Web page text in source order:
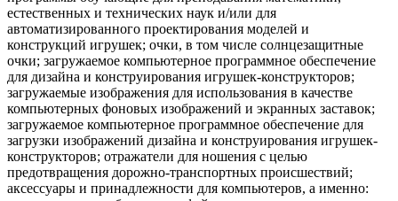
естественных и технических наук и/или для
автоматизированного проектирования моделей и
конструкций игрушек; очки, в том числе солнцезащитные
очки; загружаемое компьютерное программное обеспечение
для дизайна и конструирования игрушек-конструкторов;
загружаемые изображения для использования в качестве
компьютерных фоновых изображений и экранных заставок;
загружаемое компьютерное программное обеспечение для
загрузки изображений дизайна и конструирования игрушек-
конструкторов; отражатели для ношения с целью
предотвращения дорожно-транспортных происшествий;
аксессуары и принадлежности для компьютеров, а именно: